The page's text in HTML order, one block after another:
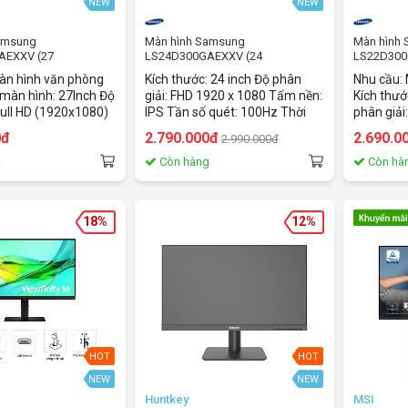
NEW
(27
100Hz/5ms)
hình văn phòng
hình: 27Inch Độ
HD (1920x1080)
ứng: 5 ms Tần số
Độ sáng:
NEW
Màn hình Samsung
LS24D300GAEXXV (24
inch/FHD/IPS/100Hz/5ms)
Kích thước: 24 inch Độ phân
giải: FHD 1920 x 1080 Tấm nền:
IPS Tần số quét: 100Hz Thời
gian phản hồi: 5ms GtG Độ
sáng: 250 nits Tỉ lệ tương phản:
1000:1 Tương thích ngàm
VESA: 100 x 100 mm Cổng kết
2.790.000đ 2.990.000đ
Còn hàng
Màn hình
HD/
Nhu cầu:
Kích
phân
Thời gian
quét:
250cd/
Còn
HOT
NEW
18%
HOT
NEW
Huntkey
12%
MSI